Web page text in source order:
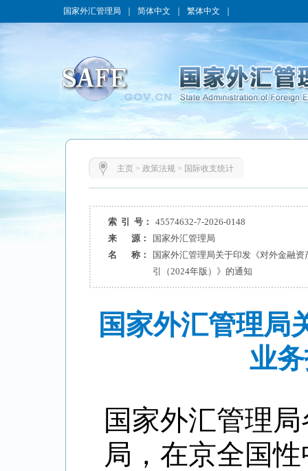
国家外汇管理局 简体中文 繁体中文
主页> 政策法规> 国际收支统计
索 引 号：
45574632-7-2026-0148
来 源：
国家外汇管理局
名 称：
国家外汇管理局关于印发《对外金融
引（2024年版）》的通知
国家外汇管理局
业
国家外汇管理
局， 在京全国